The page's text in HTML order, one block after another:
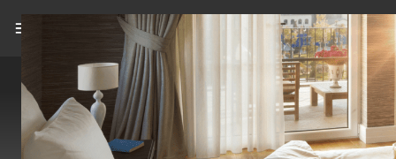
DE(€)